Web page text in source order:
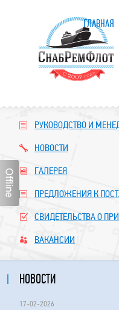
РУКОВОДСТВО И
НОВОСТИ
ГАЛЕРЕЯ
ПРЕДЛОЖЕНИЯ К
СВИДЕТЕЛЬСТВА О
ВАКАНСИИ
НОВОСТИ
17-02-2026
ГЛАВНАЯ